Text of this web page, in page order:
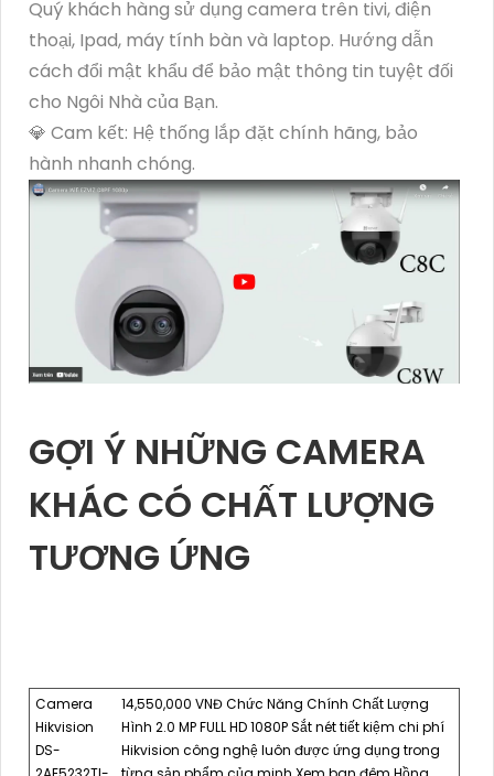
Quý khách hàng sử dụng camera trên tivi, điện
thoại, Ipad, máy tính bàn và laptop. Hướng dẫn
cách đổi mật khẩu để bảo mật thông tin tuyệt đối
cho Ngôi Nhà của Bạn.
💎 Cam kết: Hệ thống lắp đặt chính hãng, bảo
hành nhanh chóng.
GỢI Ý NHỮNG CAMERA
KHÁC CÓ CHẤT LƯỢNG
TƯƠNG ỨNG
Camera
Hikvision
DS-
14,550,000 VNĐ Chức Năng Chính Chất Lượng
Hình 2.0 MP FULL HD 1080P Sắt nét tiết kiệm chi phí
Hikvision công nghệ luôn được ứng dụng trong